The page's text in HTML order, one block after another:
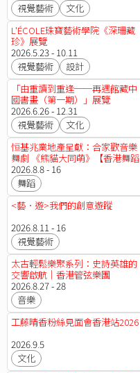
視覺藝術
文化
L'ÉCOLE珠寶藝術學院《深珊藏
珍》展覽
2026.5.23 - 10.11
視覺藝術
設計
「由重讀到重逢──再遇館藏中
國書畫（第一期）」展覽
2026.6.26 - 12.31
視覺藝術
文化
恒基兆業地產呈獻：合家歡音樂
舞劇 《熊貓大同萌》【香港舞蹈
團2025/26 舞季】【國際綜藝合
家歡2026】
2026.8.8 - 16
舞蹈
<藝．遊>我們的創意遊蹤
2026.8.11 - 16
視覺藝術
太古輕鬆樂聚系列：史詩英雄的
交響啟航｜香港管弦樂團
2026.8.27 - 28
音樂
工藤晴香粉絲見面會香港站2026
2026.9.5
文化